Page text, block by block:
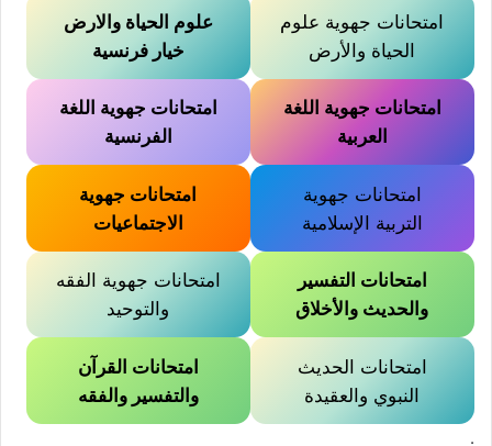
امتحانات جهوية علوم
الحياة والأرض
علوم الحياة والارض
خيار فرنسية
امتحانات جهوية اللغة
العربية
امتحانات جهوية اللغة
الفرنسية
امتحانات جهوية
التربية الإسلامية
امتحانات جهوية
الاجتماعيات
امتحانات التفسير
والحديث والأخلاق
امتحانات جهوية الفقه
والتوحيد
امتحانات الحديث
النبوي والعقيدة
امتحانات القرآن
والتفسير والفقه
.